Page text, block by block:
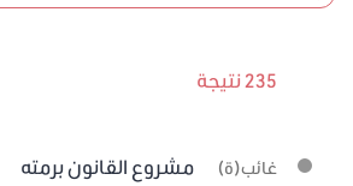
235 نتيجة
غائب(ة) مشروع القانون برمته